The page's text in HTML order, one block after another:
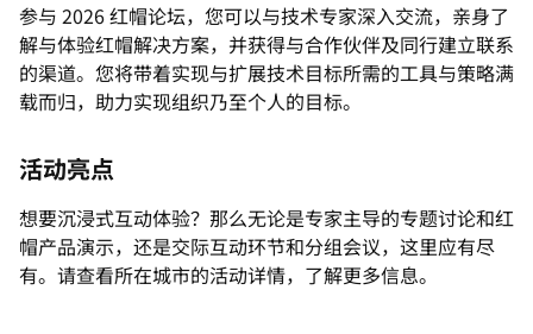
参与 2026 红帽论坛，您可以与技术专家深入交流，亲身了
解与体验红帽解决方案，并获得与合作伙伴及同行建立联系
的渠道。您将带着实现与扩展技术目标所需的工具与策略满
载而归，助力实现组织乃至个人的目标。
活动亮点
想要沉浸式互动体验？那么无论是专家主导的专题讨论和红
帽产品演示，还是交际互动环节和分组会议，这里应有尽
有。请查看所在城市的活动详情，了解更多信息。